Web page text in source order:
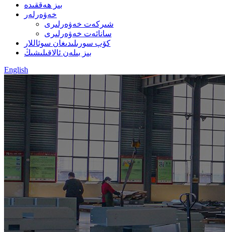
بىز ھەققىدە
خەۋەرلەر
شىركەت خەۋەرلىرى
سانائەت خەۋەرلىرى
كۆپ سورىلىدىغان سوئاللار
بىز بىلەن ئالاقىلىشىڭ
English